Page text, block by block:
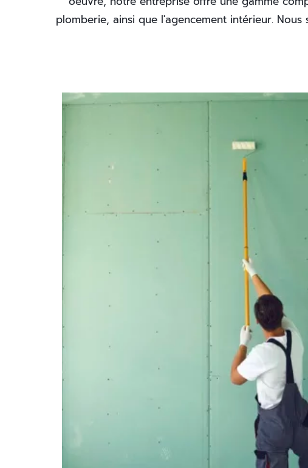
plomberie, ainsi que l'agencement intérieur.